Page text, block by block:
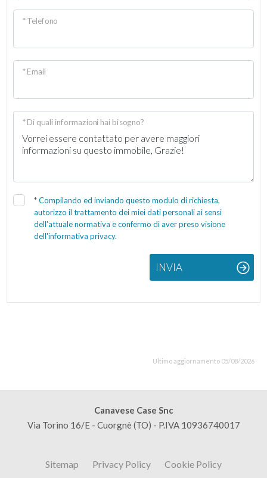
* Telefono
* Email
* Di quali informazioni hai bisogno?
*Compilando ed inviando questo modulo di richiesta,
autorizzo il trattamento dei miei dati personali ai sensi
dell'attuale normativa e confermo di aver preso visione
dell'informativa privacy.
INVIA
Ultimo aggiornamento 05/08/2026
Canavese Case Snc
Via Torino 16/E - Cuorgnè (TO) - P.IVA 10936740017
Sitemap Privacy Policy Cookie Policy